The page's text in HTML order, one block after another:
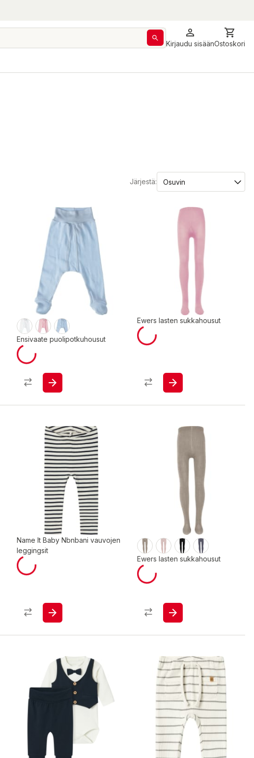
Kirjaudu sisäänOstoskori
Järjestä:
Ensivaate puolipotkuhousut
Ewers lasten sukkahousut
Name It Baby Nbnbani vauvojen
leggingsit
Ewers lasten sukkahousut